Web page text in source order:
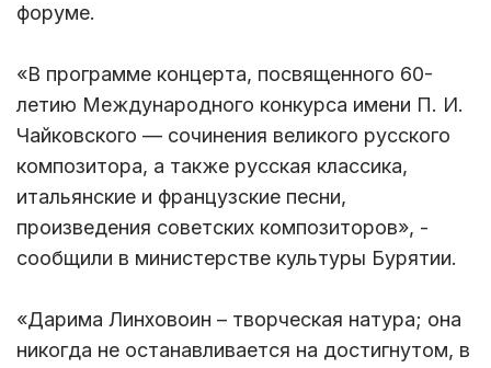
форуме.
«В программе концерта, посвященного 60-
летию Международного конкурса имени П. И.
Чайковского — сочинения великого русского
композитора, а также русская классика,
итальянские и французские песни,
произведения советских композиторов», -
сообщили в министерстве культуры Бурятии.
«Дарима Линховоин – творческая натура; она
никогда не останавливается на достигнутом, в